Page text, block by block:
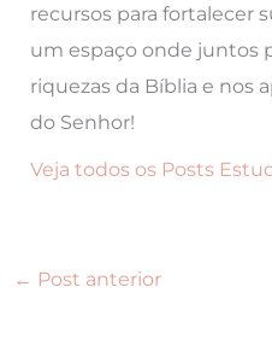
recursos para fortalecer
um espaço onde juntos
riquezas da Bíblia e nos
do Senhor!
Veja todos os Posts
← Post anterior